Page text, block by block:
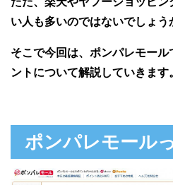
い人も多いのではないでしょう
そこで今回は、ポンパレモー
ントについて解説していきます
ポンパレモール